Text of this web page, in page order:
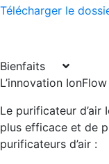
Télécharger le
Bienfaits
L’innovation
Le purificateur
plus efficace et de
purificateurs d’air :